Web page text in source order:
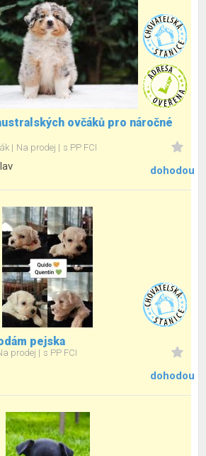
ovčáků pro náročné
Na prodej s PP FCI
dohodou
pejska
prodej s PP FCI
dohodou